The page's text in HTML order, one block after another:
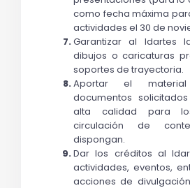
como fecha máxima
actividades el 30 de
Garantizar al Idartes
dibujos o caricaturas
soportes de trayectoria.
Aportar el
documentos
alta calidad para
circulación de
dispongan.
Dar los créditos al
actividades, eventos,
acciones de